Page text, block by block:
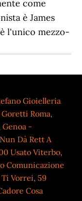
come
è James
l'unico mezzo-
Gioielleria
Roma,
Genoa -
Dà Rett A
Usato Viterbo,
Comunicazione
Vorrei, 59
Cosa